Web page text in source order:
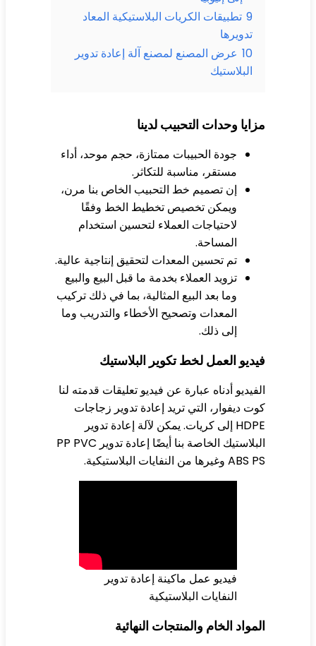
تطبيقات الكريات البلاستيكية المعاد
عرض المصنع لمصنع آلة إعادة تدوير
وحدات التحبيب لدينا
جودة الحبيبات ممتازة، حجم موحد، أداء
مستقر، مناسبة للتكاثر.
إن تصميم خط التحبيب الخاص بنا مرن،
ويمكن تخصيص تخطيط الخط وفقًا
لاحتياجات العملاء لتحسين استخدام
تم تحسين المعدات لتحقيق إنتاجية عالية.
تزويد العملاء بخدمة ما قبل البيع والبيع
وما بعد البيع المثالية، بما في ذلك تركيب
المعدات وتصحيح الأخطاء والتدريب وما
العمل لخط تكوير البلاستيك
أدناه عبارة عن فيديو تعليقات قدمته لنا
ديفوار، التي تريد إعادة تدوير زجاجات
HDPE إلى كريات. يمكن لآلة إعادة تدوير
البلاستيك الخاصة بنا أيضًا إعادة تدوير PP PVC
فيديو عمل ماكينة إعادة تدوير
النفايات البلاستيكية
الخام والمنتجات النهائية